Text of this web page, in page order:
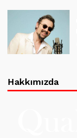
Hakkımızda